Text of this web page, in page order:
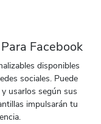
Facebook
disponibles
sociales. Puede
usarlos según sus
impulsarán tu